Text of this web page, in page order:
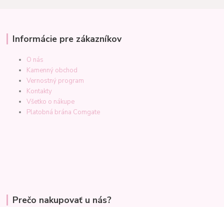
Informácie pre zákazníkov
O nás
Kamenný obchod
Vernostný program
Kontakty
Všetko o nákupe
Platobná brána Comgate
Prečo nakupovať u nás?